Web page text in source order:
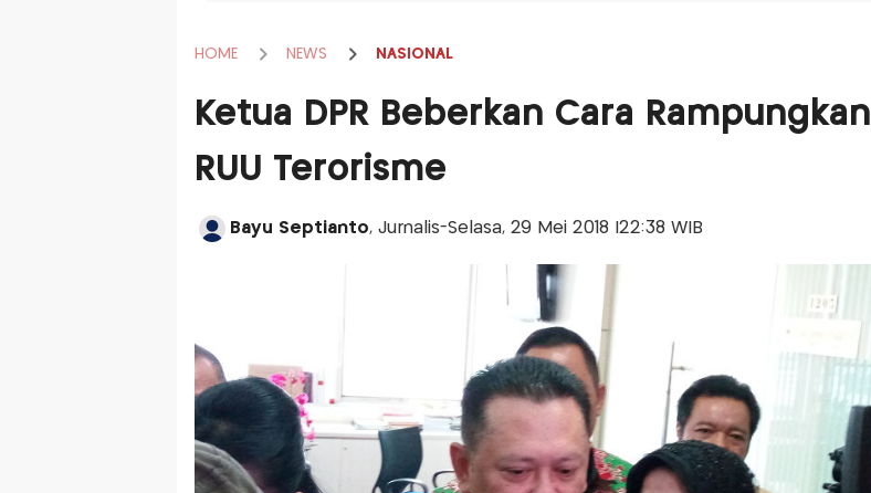
HOME NEWS NASIONAL
Ketua DPR Beberkan Cara Rampungkan
RUU Terorisme
Bayu Septianto, Jurnalis-Selasa, 29 Mei 2018 |22:38 WIB